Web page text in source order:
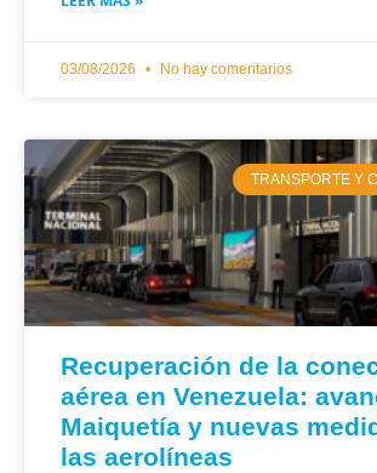
03/08/2026 No hay comentarios
TRANSPORTE Y
Recuperación de la
aérea en Venezuela:
Maiquetía y nuevas
las aerolíneas